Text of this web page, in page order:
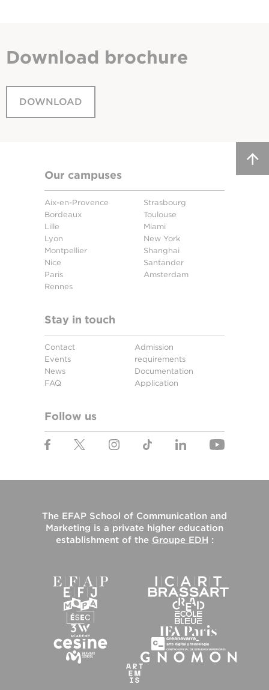
Download brochure
DOWNLOAD
Our campuses
Aix-en-Provence
Bordeaux
Lille
Lyon
Montpellier
Nice
Paris
Rennes
Strasbourg
Toulouse
Miami
New York
Shanghai
Santander
Amsterdam
Stay in touch
Contact
Events
News
FAQ
Admission
requirements
Documentation
Application
Follow us
The EFAP School of Communication and
Marketing is a private higher education
establishment of the Groupe EDH :